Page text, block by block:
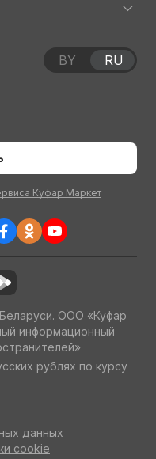
Куфар Маркет
BY RU
ООО «Куфар
информационный
рублях по курсу
данных
cookie